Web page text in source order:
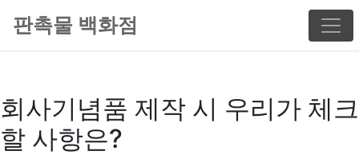
판촉물 백화점
회사기념품 제작 시 우리가 체크
할 사항은?